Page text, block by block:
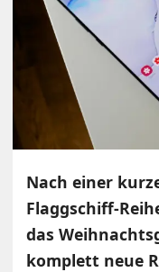
Nach einer
Flaggschiff-
das
komplett neue